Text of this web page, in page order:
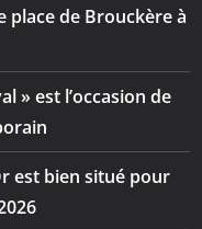
place de Brouckère à
» est l’occasion de
est bien situé pour